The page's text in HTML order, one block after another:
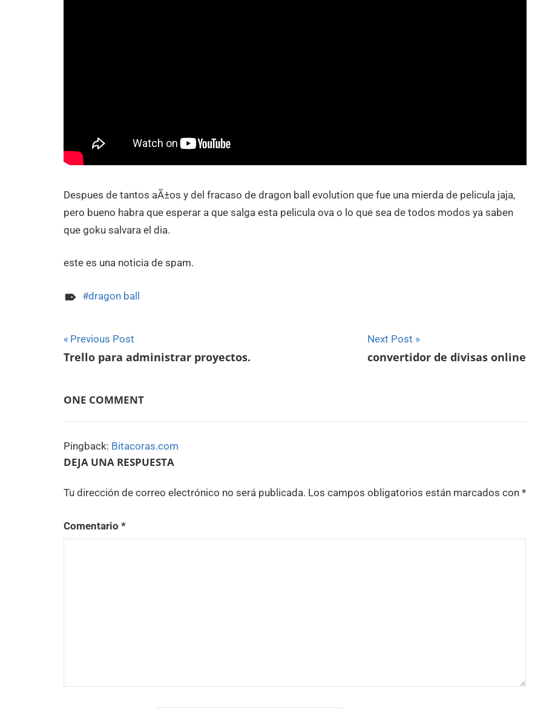
Despues de tantos aÃ±os y del fracaso de dragon ball evolution que fue una mierda de pelicula jaja,
pero bueno habra que esperar a que salga esta pelicula ova o lo que sea de todos modos ya saben
que goku salvara el dia.
este es una noticia de spam.
dragon ball
Navegación
de
Previous Post
Trello para administrar proyectos.
Next Post
convertidor de divisas online
ONE COMMENT
Pingback: Bitacoras.com
DEJA UNA RESPUESTA
Tu dirección de correo electrónico no será publicada. Los campos obligatorios están marcados con *
Comentario *